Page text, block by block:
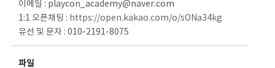
이메일 : playcon_academy@naver.com
1:1 오픈채팅 : https://open.kakao.com/o/sONa34kg
유선 및 문자 : 010-2191-8075
파일